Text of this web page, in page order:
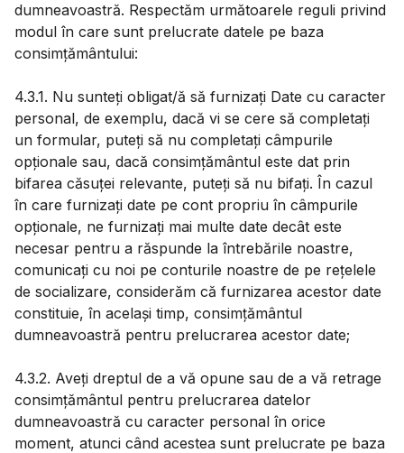
dumneavoastră. Respectăm următoarele reguli privind
modul în care sunt prelucrate datele pe baza
consimțământului:
4.3.1. Nu sunteți obligat/ă să furnizați Date cu caracter
personal, de exemplu, dacă vi se cere să completați
un formular, puteți să nu completați câmpurile
opționale sau, dacă consimțământul este dat prin
bifarea căsuței relevante, puteți să nu bifați. În cazul
în care furnizați date pe cont propriu în câmpurile
opționale, ne furnizați mai multe date decât este
necesar pentru a răspunde la întrebările noastre,
comunicați cu noi pe conturile noastre de pe rețelele
de socializare, considerăm că furnizarea acestor date
constituie, în același timp, consimțământul
dumneavoastră pentru prelucrarea acestor date;
4.3.2. Aveți dreptul de a vă opune sau de a vă retrage
consimțământul pentru prelucrarea datelor
dumneavoastră cu caracter personal în orice
moment, atunci când acestea sunt prelucrate pe baza